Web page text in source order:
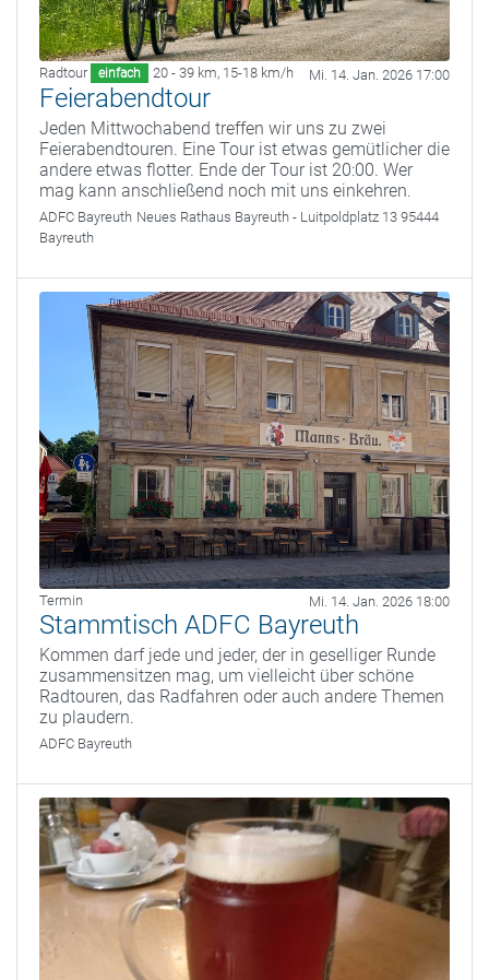
Radtour einfach 20 - 39 km, 15-18 km/h Mi. 14. Jan. 2026 17:00
Feierabendtour
Jeden Mittwochabend treffen wir uns zu zwei
Feierabendtouren. Eine Tour ist etwas gemütlicher die
andere etwas flotter. Ende der Tour ist 20:00. Wer
mag kann anschließend noch mit uns einkehren.
ADFC Bayreuth Neues Rathaus Bayreuth - Luitpoldplatz 13 95444
Bayreuth
Termin Mi. 14. Jan. 2026 18:00
Stammtisch ADFC Bayreuth
Kommen darf jede und jeder, der in geselliger Runde
zusammensitzen mag, um vielleicht über schöne
Radtouren, das Radfahren oder auch andere Themen
zu plaudern.
ADFC Bayreuth